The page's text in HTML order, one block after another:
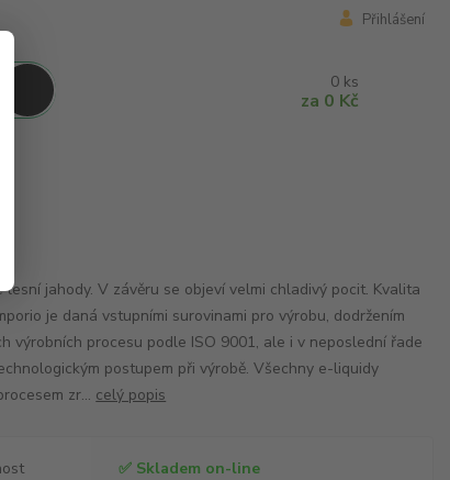
Přihlášení
0 ks
za 0 Kč
lesní jahody. V závěru se objeví velmi chladivý pocit. Kvalita
je daná vstupními surovinami pro výrobu, dodržením
výrobních procesu podle ISO 9001, ale i v neposlední řade
postupem při výrobě. Všechny e-liquidy
zr... celý popis
✅ Skladem on-line